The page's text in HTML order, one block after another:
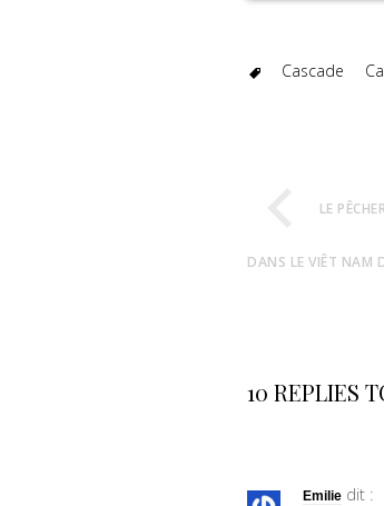
Cascade
LE
DANS LE VIÊT NAM
10 REPLIES
Emilie dit :